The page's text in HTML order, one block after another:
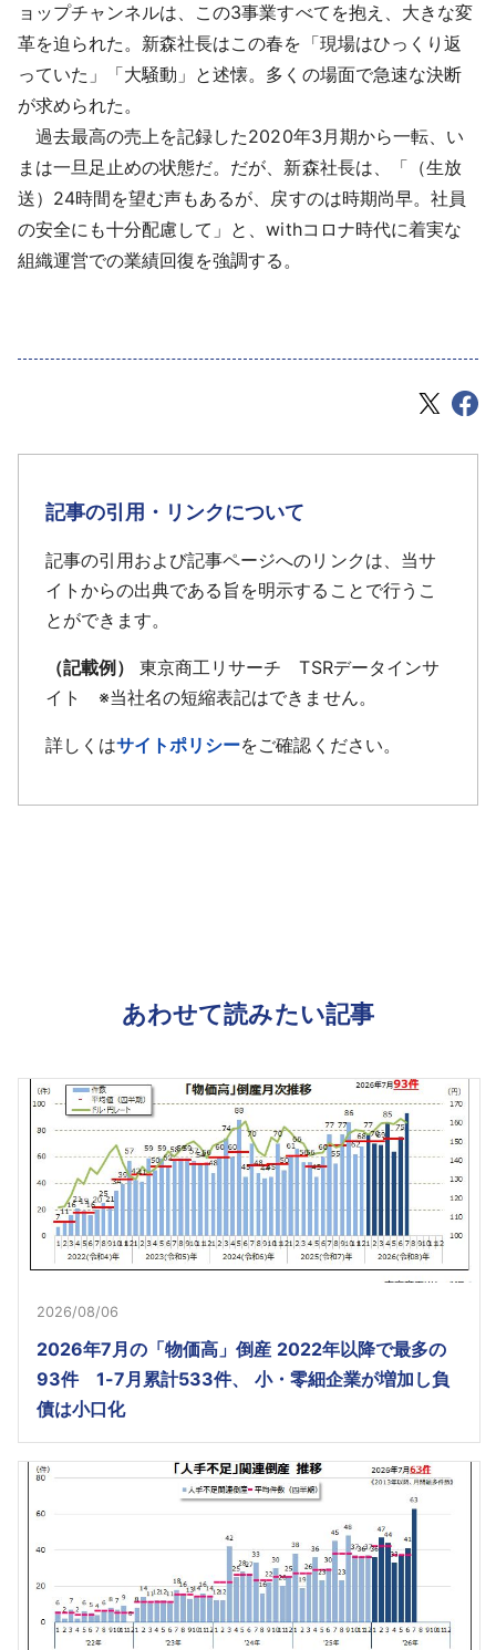
ョップチャンネルは、この3事業すべてを抱え、大きな変
革を迫られた。新森社長はこの春を「現場はひっくり返
っていた」「大騒動」と述懐。多くの場面で急速な決断
が求められた。
過去最高の売上を記録した2020年3月期から一転、い
まは一旦足止めの状態だ。だが、新森社長は、「（生放
送）24時間を望む声もあるが、戻すのは時期尚早。社員
の安全にも十分配慮して」と、withコロナ時代に着実な
組織運営での業績回復を強調する。
記事の引用・リンクについて
記事の引用および記事ページへのリンクは、当サ
イトからの出典である旨を明示することで行うこ
とができます。
（記載例）
東京商工リサーチ TSRデータインサ
イト ※当社名の短縮表記はできません。
詳しくはサイトポリシーをご確認ください。
あわせて読みたい記事
2026/08/06
2026年7月の「物価高」倒産 2022年以降で最多の
93件 1-7月累計533件、 小・零細企業が増加し負
債は小口化